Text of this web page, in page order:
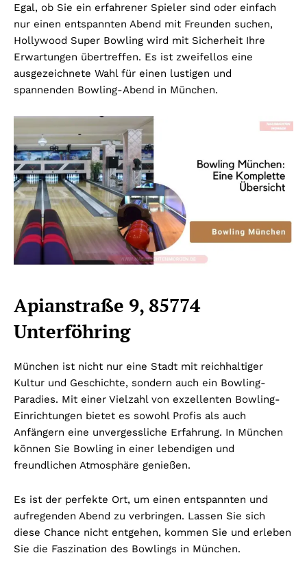
Egal, ob Sie ein erfahrener Spieler sind oder einfach
nur einen entspannten Abend mit Freunden suchen,
Hollywood Super Bowling wird mit Sicherheit Ihre
Erwartungen übertreffen. Es ist zweifellos eine
ausgezeichnete Wahl für einen lustigen und
spannenden Bowling-Abend in München.
Apianstraße 9, 85774
Unterföhring
München ist nicht nur eine Stadt mit reichhaltiger
Kultur und Geschichte, sondern auch ein Bowling-
Paradies. Mit einer Vielzahl von exzellenten Bowling-
Einrichtungen bietet es sowohl Profis als auch
Anfängern eine unvergessliche Erfahrung. In München
können Sie Bowling in einer lebendigen und
freundlichen Atmosphäre genießen.
Es ist der perfekte Ort, um einen entspannten und
aufregenden Abend zu verbringen. Lassen Sie sich
diese Chance nicht entgehen, kommen Sie und erleben
Sie die Faszination des Bowlings in München.